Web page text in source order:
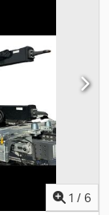
1 / 6